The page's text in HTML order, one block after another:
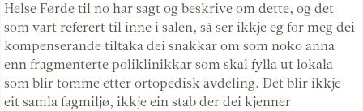
Helse Førde til no har sagt og beskrive om dette, og det
som vart referert til inne i salen, så ser ikkje eg for meg dei
kompenserande tiltaka dei snakkar om som noko anna
enn fragmenterte poliklinikkar som skal fylla ut lokala
som blir tomme etter ortopedisk avdeling. Det blir ikkje
eit samla fagmiljø, ikkje ein stab der dei kjenner